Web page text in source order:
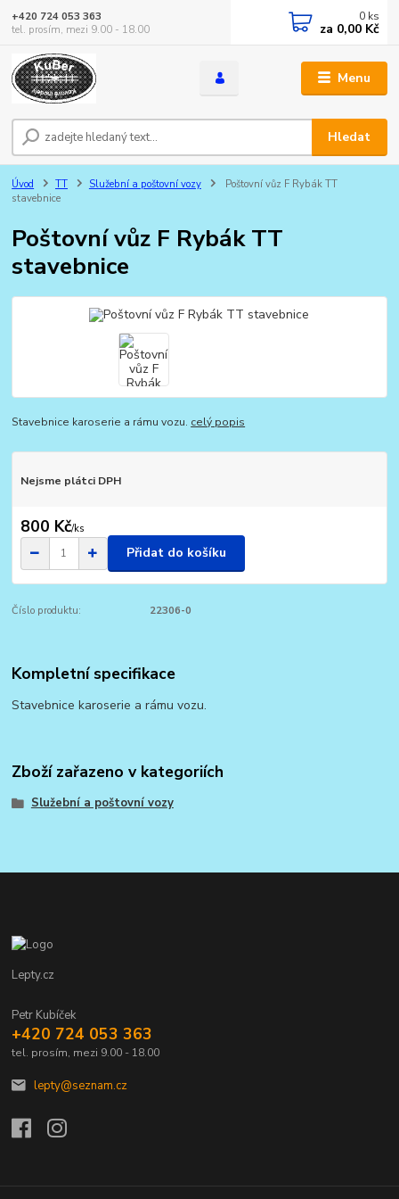
Menu
Hledat
+420 724 053 363
tel. prosím, mezi 9.00 - 18.00
0 ks
za 0,00 Kč
Úvod TT Služební a poštovní vozy
Poštovní vůz F Rybák TT
stavebnice
Poštovní vůz F Rybák TT
stavebnice
Stavebnice karoserie a rámu vozu. celý popis
Nejsme plátci DPH
800 Kč/ks
Přidat do košíku
Číslo produktu: 22306-0
Kompletní specifikace
Stavebnice karoserie a rámu vozu.
Zboží zařazeno v kategoriích
Služební a poštovní vozy
Lepty.cz
Petr Kubíček
+420 724 053 363
tel. prosím, mezi 9.00 - 18.00
lepty@seznam.cz